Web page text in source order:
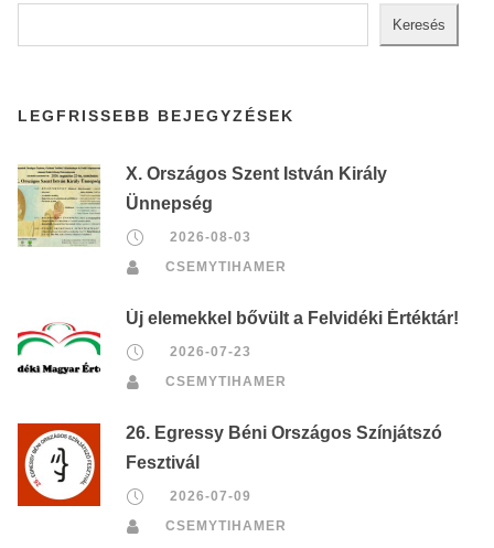
Keresés
LEGFRISSEBB BEJEGYZÉSEK
X. Országos Szent István Király
Ünnepség
2026-08-03
CSEMYTIHAMER
Új elemekkel bővült a Felvidéki Értéktár!
2026-07-23
CSEMYTIHAMER
26. Egressy Béni Országos Színjátszó
Fesztivál
2026-07-09
CSEMYTIHAMER